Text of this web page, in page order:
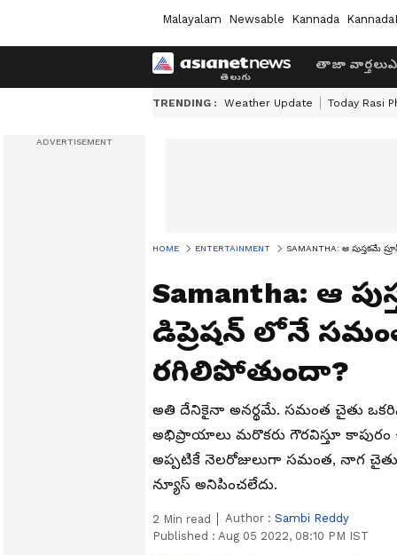
Malayalam Newsable Kannada
తాజా వార్తలు
TRENDING : Weather Update Today Rasi
HOME ENTERTAINMENT SAMANTHA: ఆ పుస్తకమే
Samantha: ఆ
డిప్రెషన్ లోనే
రగిలిపోతుందా?
అతి దేనికైనా అనర్థమే. సమంత చైతు
అభిప్రాయాలు మరొకరు గౌరవిస్తూ కాపురం
అప్పటికే నెలరోజులుగా సమంత, నాగ చైతు
న్యూస్ అనిపించలేదు.
2 Min read Author : Sambi Reddy
Published : Aug 05 2022, 08:10 PM IST